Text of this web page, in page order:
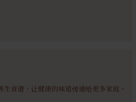
食谱，让健康的味道传递给更多家庭。